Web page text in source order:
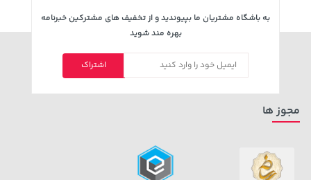
خرید
3,079,000 تومان
به باشگاه مشتریان ما بپیوندید و از تخفیف های مشترکین خبرنامه
بهره مند شوید
اشتراک
مجوز ها